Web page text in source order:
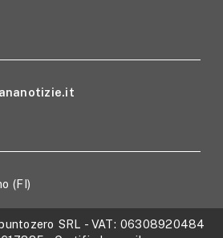
(FI)
SRL - VAT: 06308920484